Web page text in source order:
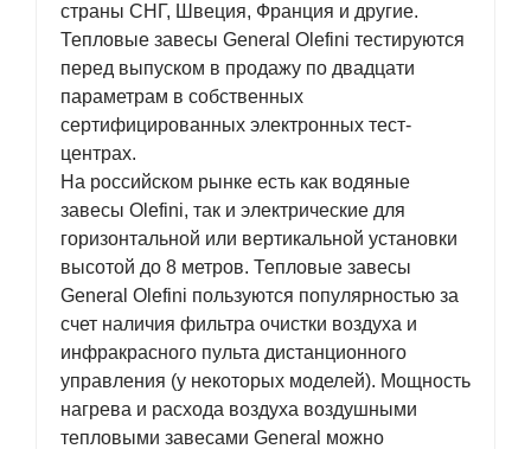
страны СНГ, Швеция, Франция и другие.
Тепловые завесы General Olefini тестируются
перед выпуском в продажу по двадцати
параметрам в собственных
сертифицированных электронных тест-
центрах.
На российском рынке есть как водяные
завесы Olefini, так и электрические для
горизонтальной или вертикальной установки
высотой до 8 метров. Тепловые завесы
General Olefini пользуются популярностью за
счет наличия фильтра очистки воздуха и
инфракрасного пульта дистанционного
управления (у некоторых моделей). Мощность
нагрева и расхода воздуха воздушными
тепловыми завесами General можно